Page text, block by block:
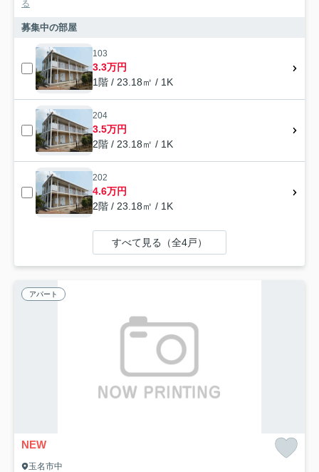
る
募集中の部屋
103
3.3万円
1階 / 23.18㎡ / 1K
204
3.5万円
2階 / 23.18㎡ / 1K
202
4.6万円
2階 / 23.18㎡ / 1K
すべて見る（全4戸）
アパート
NEW
玉名市中